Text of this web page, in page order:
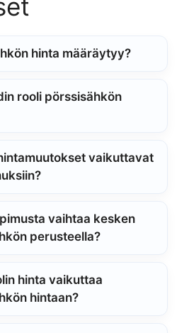
hinta määräytyy?
rooli pörssisähkön
vaikuttavat
vaihtaa kesken
perusteella?
hinta vaikuttaa
hintaan?